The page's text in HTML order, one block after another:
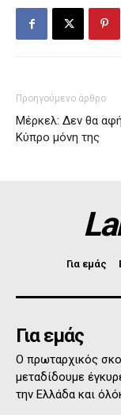
Προηγούμενο άρθρο
Μέρκελ: Δεν θα
Κύπρο μόνη της
Για εμάς
Για εμάς
Ο πρωταρχικός
μεταδίδουμε
την Ελλάδα και